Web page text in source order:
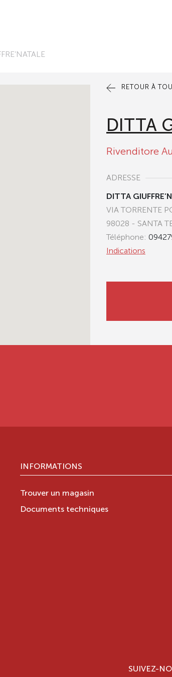
RETOUR À
DITTA
Rivenditore
ADRESSE
DITTA
VIA TORRENTE
98028 - SANTA
Téléphone:
Indications
INFORMATIONS
Trouver un magasin
Documents techniques
SUIVEZ-